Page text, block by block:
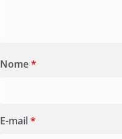
Nome*
E-mail*